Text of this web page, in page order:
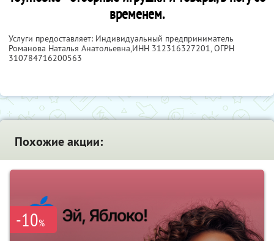
временем.
Услуги предоставляет: Индивидуальный предприниматель
Романова Наталья Анатольевна,ИНН 312316327201, ОГРН
310784716200563
Похожие акции:
-10%